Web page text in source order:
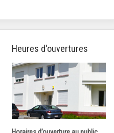
Heures d'ouvertures